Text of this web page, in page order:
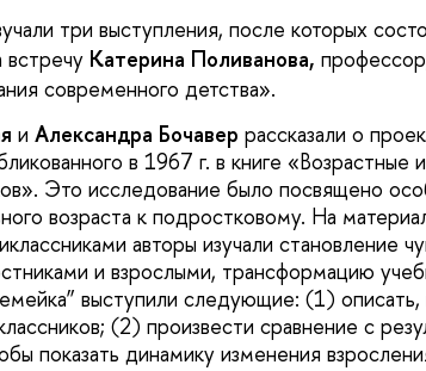
три выступления, после которых
Катерина Поливанова,
современного детства».
и Александра Бочавер рассказали о
в 1967 г. в книге
Это исследование было посвящено
возраста к подростковому. На
авторы изучали становление
и взрослыми, трансформацию
выступили следующие: (1)
(2) произвести сравнение с
показать динамику изменения